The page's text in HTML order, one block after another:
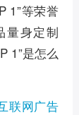
1”等荣誉
量身定制
1”是怎么
联网广告